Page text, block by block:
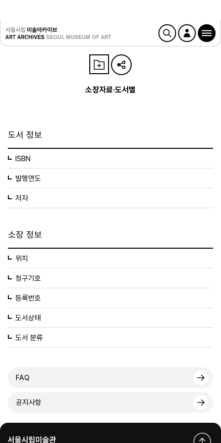
소장자료·도서별
도서 정보
ISBN
발행연도
저자
소장 정보
위치
청구기호
등록번호
도서상태
도서 분류
FAQ
공지사항